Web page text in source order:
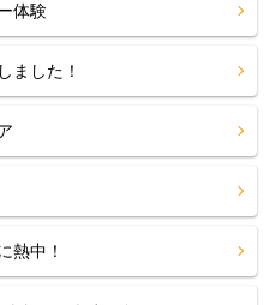
体験
ました！
熱中！